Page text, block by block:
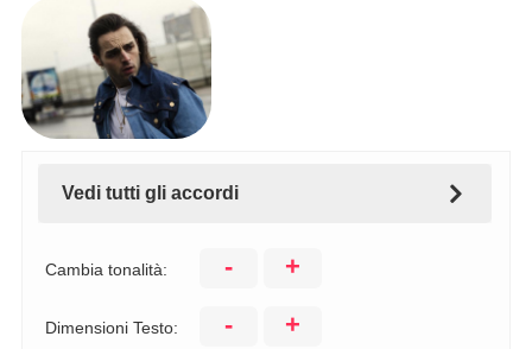
Vedi tutti gli accordi
Cambia tonalità: - +
Dimensioni Testo: - +